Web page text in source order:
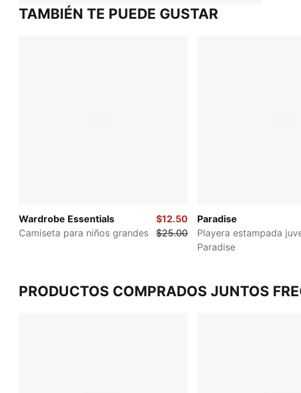
TAMBIÉN TE PUEDE GUSTAR
Wardrobe Essentials
Camiseta para niños grandes
$12.50
$25.00
Paradise
Playera estampada
Paradise
PRODUCTOS COMPRADOS JUNTOS